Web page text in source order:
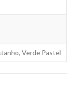
Verde Pastel